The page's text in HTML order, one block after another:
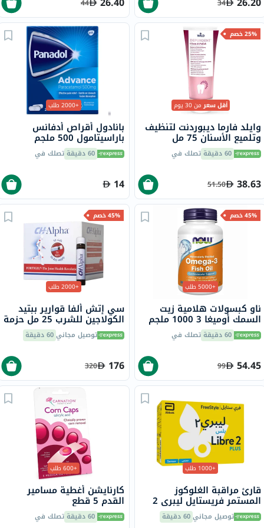
34
44
25% خصم
أقل سعرمن 30 يوم
وايلد فارما ديبوردنت لتنظيف
وتلميع الأسنان 75 مل
60 دقيقة تصلك في
38.63
51.50
+2000 طلب
بانادول أقراص أدفانس
باراسيتامول 500 ملجم
قرص 60 دقيقة تصلك في
14
45% خصم
+5000 طلب
ناو كبسولات هلامية زيت
السمك أوميغا 3 1000 ملجم
180 EPA / 120 DHA حزمة من
100 60 دقيقة تصلك في
54.45
99
45% خصم
+2000 طلب
سي إتش ألفا قوارير ببتيد
الكولاجين للشرب 25 مل حزمة
من 30 توصيل مجاني60 دقيقة
176
320
+1000 طلب
قارئ مراقبة الغلوكوز
المستمر فريستايل ليبري 2
بلس، المزود بمستشعر فلاش
توصيل مجاني60 دقيقة
+600 طلب
كارنايشن أغطية مسامير
القدم 5 قطع
60 دقيقة تصلك في